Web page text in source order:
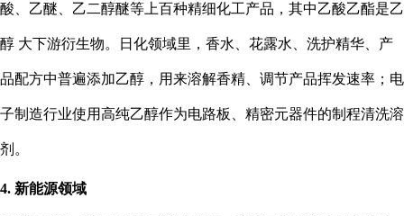
酸、乙醚、乙二醇醚等上百种精细化工产品，其中乙酸乙酯是乙
醇 大下游衍生物。日化领域里，香水、花露水、洗护精华、产
品配方中普遍添加乙醇，用来溶解香精、调节产品挥发速率；电
子制造行业使用高纯乙醇作为电路板、精密元器件的制程清洗溶
剂。
4. 新能源领域